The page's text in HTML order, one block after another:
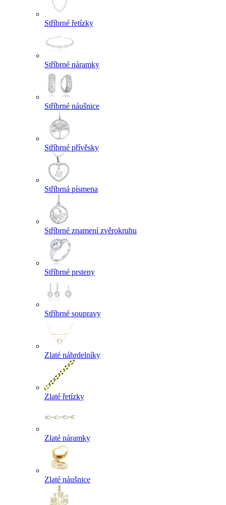
Stříbrné řetízky
Stříbrné náramky
Stříbrné náušnice
Stříbrné přívěsky
Stříbrná písmena
Stříbrné znamení zvěrokruhu
Stříbrné prsteny
Stříbrné soupravy
Zlaté náhrdelníky
Zlaté řetízky
Zlaté náramky
Zlaté náušnice